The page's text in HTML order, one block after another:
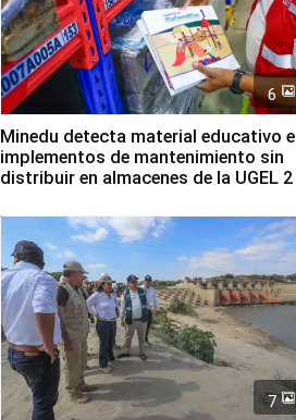
6
Minedu detecta material educativo e
implementos de mantenimiento sin
distribuir en almacenes de la UGEL 2
7